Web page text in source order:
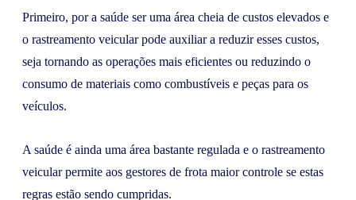
Primeiro, por a saúde ser uma área cheia de custos elevados e
o rastreamento veicular pode auxiliar a reduzir esses custos,
seja tornando as operações mais eficientes ou reduzindo o
consumo de materiais como combustíveis e peças para os
veículos.
A saúde é ainda uma área bastante regulada e o rastreamento
veicular permite aos gestores de frota maior controle se estas
regras estão sendo cumpridas.